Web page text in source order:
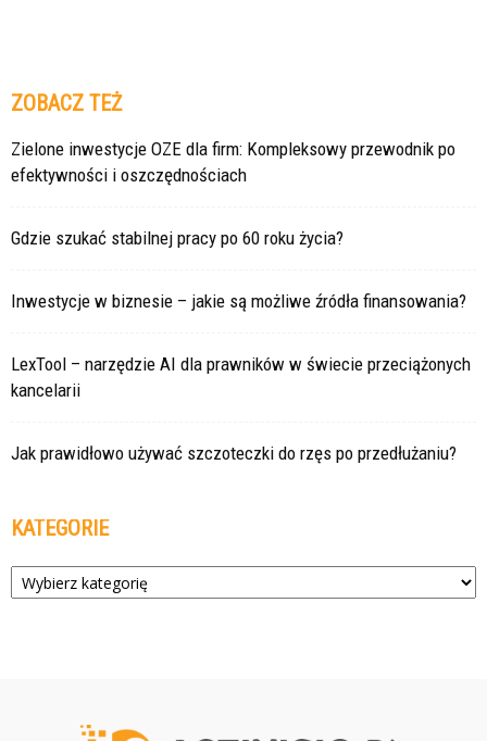
ZOBACZ TEŻ
Zielone inwestycje OZE dla firm: Kompleksowy przewodnik po
efektywności i oszczędnościach
Gdzie szukać stabilnej pracy po 60 roku życia?
Inwestycje w biznesie – jakie są możliwe źródła finansowania?
LexTool – narzędzie AI dla prawników w świecie przeciążonych
kancelarii
Jak prawidłowo używać szczoteczki do rzęs po przedłużaniu?
KATEGORIE
Kategorie